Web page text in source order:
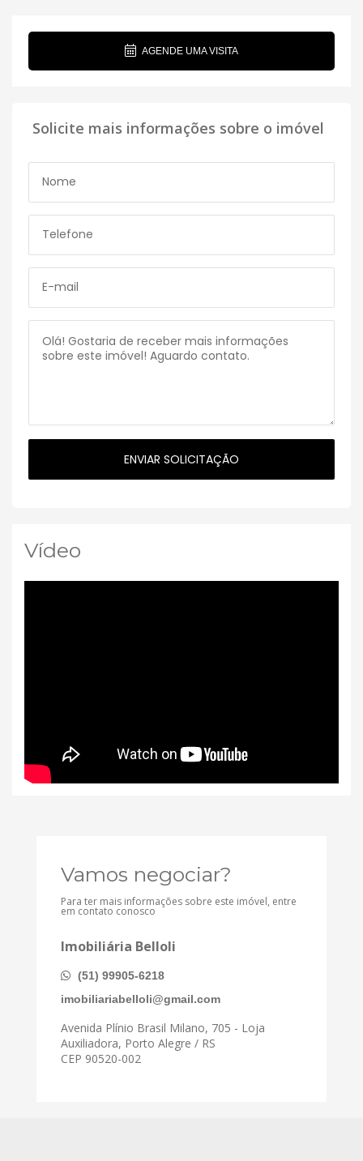
AGENDE UMA VISITA
Solicite mais informações sobre o imóvel
Vídeo
Vamos negociar?
Para ter mais informações sobre este imóvel, entre
em contato conosco
Imobiliária Belloli
(51) 99905-6218
imobiliariabelloli@gmail.com
Avenida Plínio Brasil Milano, 705 - Loja
Auxiliadora, Porto Alegre / RS
CEP 90520-002